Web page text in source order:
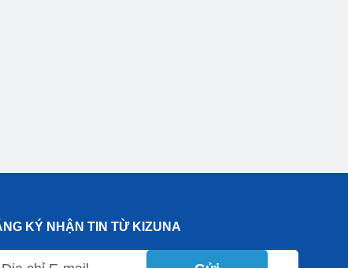
KÝ NHẬN TIN TỪ KIZUNA